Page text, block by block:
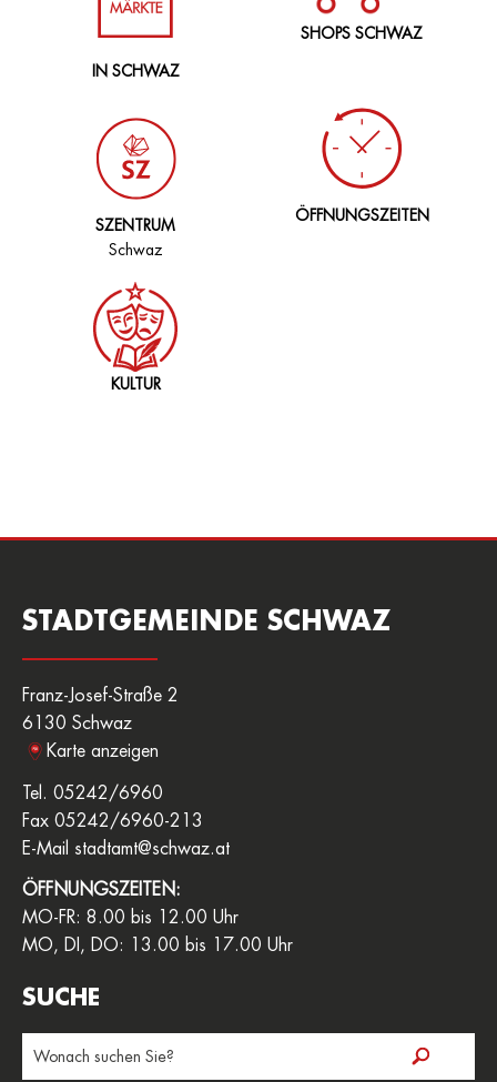
IN SCHWAZ
SHOPS SCHWAZ
SZENTRUM
Schwaz
ÖFFNUNGSZEITEN
KULTUR
STADTGEMEINDE SCHWAZ
Franz-Josef-Straße 2
6130 Schwaz
Karte anzeigen
Tel. 05242/6960
Fax 05242/6960-213
E-Mail stadtamt@schwaz.at
ÖFFNUNGSZEITEN:
MO-FR: 8.00 bis 12.00 Uhr
MO, DI, DO: 13.00 bis 17.00 Uhr
SUCHE
eingeben